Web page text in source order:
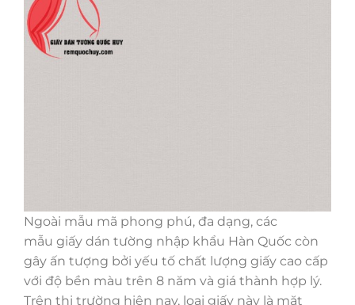
Ngoài mẫu mã phong phú, đa dạng, các
mẫu giấy dán tường nhập khẩu Hàn Quốc còn
gây ấn tượng bởi yếu tố chất lượng giấy cao cấp
với độ bền màu trên 8 năm và giá thành hợp lý.
Trên thị trường hiện nay, loại giấy này là mặt